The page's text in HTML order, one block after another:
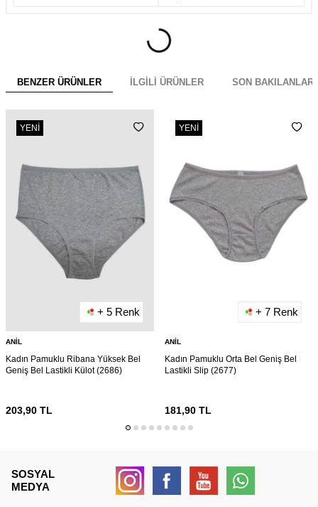
BENZER ÜRÜNLER İLGILI ÜRÜNLER SON BAKILANLAR
YENI
+ 5 Renk
ANIL
Kadın Pamuklu Ribana Yüksek Bel
Geniş Bel Lastikli Külot (2686)
203,90 TL
YENI
+ 7 Renk
ANIL
Kadın Pamuklu Orta Bel Geniş Bel
Lastikli Slip (2677)
181,90TL
SOSYAL
MEDYA